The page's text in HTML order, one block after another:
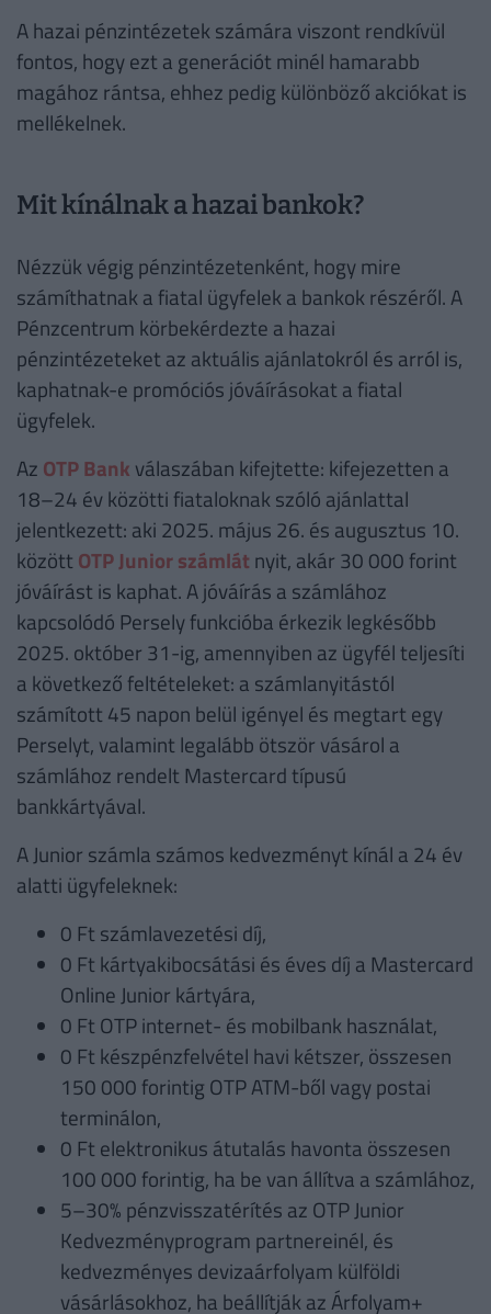
A hazai pénzintézetek számára viszont rendkívül
fontos, hogy ezt a generációt minél hamarabb
magához rántsa, ehhez pedig különböző akciókat is
mellékelnek.
Mit kínálnak a hazai bankok?
Nézzük végig pénzintézetenként, hogy mire
számíthatnak a fiatal ügyfelek a bankok részéről. A
Pénzcentrum körbekérdezte a hazai
pénzintézeteket az aktuális ajánlatokról és arról is,
kaphatnak-e promóciós jóváírásokat a fiatal
ügyfelek.
Az OTP Bank válaszában kifejtette: kifejezetten a
18–24 év közötti fiataloknak szóló ajánlattal
jelentkezett: aki 2025. május 26. és augusztus 10.
közöttOTP Junior számlát nyit, akár 30 000 forint
jóváírást is kaphat. A jóváírás a számlához
kapcsolódó Persely funkcióba érkezik legkésőbb
2025. október 31-ig, amennyiben az ügyfél teljesíti
a következő feltételeket: a számlanyitástól
számított 45 napon belül igényel és megtart egy
Perselyt, valamint legalább ötször vásárol a
számlához rendelt Mastercard típusú
bankkártyával.
A Junior számla számos kedvezményt kínál a 24 év
alatti ügyfeleknek:
0 Ft számlavezetési díj,
0 Ft kártyakibocsátási és éves díj a Mastercard
Online Junior kártyára,
0 Ft OTP internet- és mobilbank használat,
0 Ft készpénzfelvétel havi kétszer, összesen
150 000 forintig OTP ATM-ből vagy postai
terminálon,
0 Ft elektronikus átutalás havonta összesen
100 000 forintig, ha be van állítva a számlához,
5–30% pénzvisszatérítés az OTP Junior
Kedvezményprogram partnereinél, és
kedvezményes devizaárfolyam külföldi
vásárlásokhoz, ha beállítják az Árfolyam+